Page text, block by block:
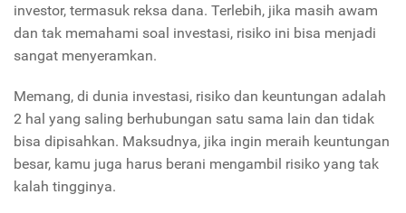
investor, termasuk reksa dana. Terlebih, jika masih awam
dan tak memahami soal investasi, risiko ini bisa menjadi
sangat menyeramkan.
Memang, di dunia investasi, risiko dan keuntungan adalah
2 hal yang saling berhubungan satu sama lain dan tidak
bisa dipisahkan. Maksudnya, jika ingin meraih keuntungan
besar, kamu juga harus berani mengambil risiko yang tak
kalah tingginya.